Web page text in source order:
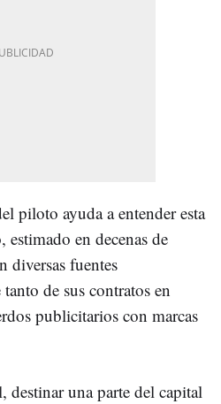
piloto ayuda a entender esta
en decenas de
diversas fuentes
de sus contratos en
publicitarios con marcas
destinar una parte del capital